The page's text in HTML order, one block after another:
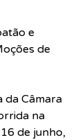
e
de
da Câmara
na
de junho,